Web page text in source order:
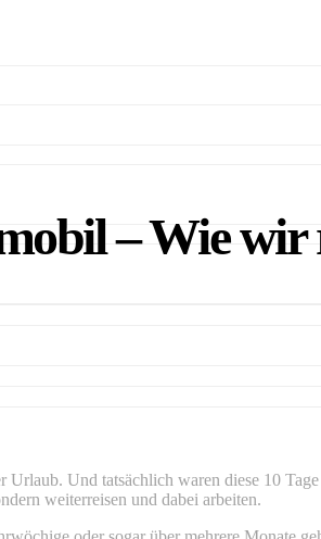
– Wie wir
Und tatsächlich waren diese 10
weiterreisen und dabei arbeiten.